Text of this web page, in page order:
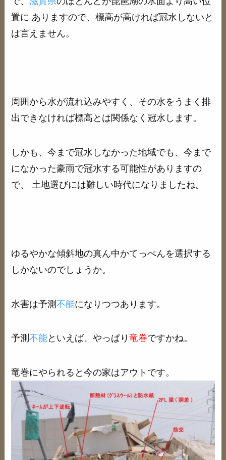
置に ありますので、標高が高ければ冠水しないと
は言えません。
周囲から水が流れ込みやすく、その水をうまく排
出できなければ標高とは関係なく冠水します。
しかも、今まで冠水しなかった地域でも、今まで
になかった豪雨で冠水する可能性がありますの
で、 土地選びには難しい時代になりましたね。
ゆるやかな傾斜地の真ん中かてっぺんを選択する
しかないのでしょうか。
水害は予測不能になりつつあります。
予測不能といえば、やっぱり竜巻ですかね。
竜巻にやられると今の家はアウトです。